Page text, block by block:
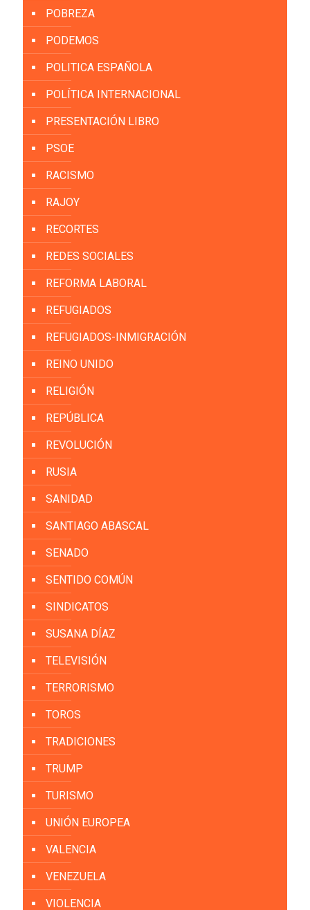
POBREZA
PODEMOS
POLITICA ESPAÑOLA
POLÍTICA INTERNACIONAL
PRESENTACIÓN LIBRO
PSOE
RACISMO
RAJOY
RECORTES
REDES SOCIALES
REFORMA LABORAL
REFUGIADOS
REFUGIADOS-INMIGRACIÓN
REINO UNIDO
RELIGIÓN
REPÚBLICA
REVOLUCIÓN
RUSIA
SANIDAD
SANTIAGO ABASCAL
SENADO
SENTIDO COMÚN
SINDICATOS
SUSANA DÍAZ
TELEVISIÓN
TERRORISMO
TOROS
TRADICIONES
TRUMP
TURISMO
UNIÓN EUROPEA
VALENCIA
VENEZUELA
VIOLENCIA